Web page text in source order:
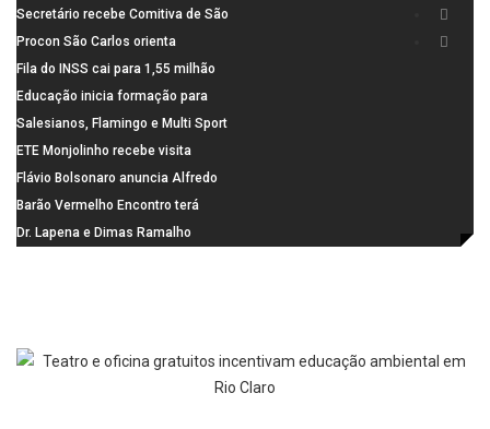
(06), uma programação especial
para os seus 160 anos de história.
Secretário recebe Comitiva de São
Carlos para debater investimentos
em rodovias
Procon São Carlos orienta
consumidores sobre cuidados
nas compras para o Dia dos Pais
Fila do INSS cai para 1,55 milhão
em julho, com alta de 66,5% nos
pedidos negados em 2026
Educação inicia formação para
elaboração do novo Plano
Municipal
Salesianos, Flamingo e Multi Sport
vão representar São Carlos no
campeonato Estadual
ETE Monjolinho recebe visita
científica da FAPESP
Flávio Bolsonaro anuncia Alfredo
Gaspar, relator da comissão do
INSS, como vice
Barão Vermelho Encontro terá
data extra em Belo Horizonte
Dr. Lapena e Dimas Ramalho